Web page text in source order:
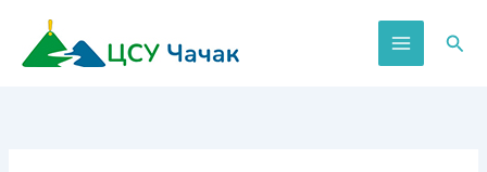
садржај